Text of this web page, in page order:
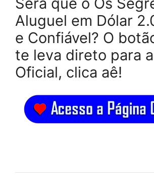
Aluguel em Dólar
e Confiável? O
te leva direto para
Oficial, clica aê!